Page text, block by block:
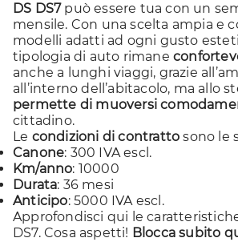
DS DS7può essere tua con un
mensile. Con una scelta ampia e
modelli adatti ad ogni gusto
tipologia di auto rimane
anche a lunghi viaggi, grazie
all’interno dell’abitacolo, ma allo
permette di muoversi
cittadino.
Le condizioni di contratto sono le
Canone: 300 IVA escl.
Km/anno: 10000
Durata: 36 mesi
Anticipo: 5000 IVA escl.
Approfondisci qui le
DS7. Cosa aspetti! Blocca subito